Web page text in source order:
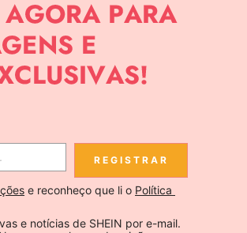
REGISTRAR
e reconheço que li o Política
e notícias de SHEIN por e-mail.